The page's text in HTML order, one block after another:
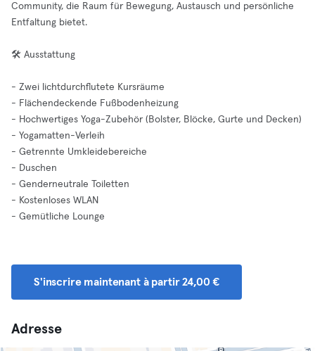
Community, die Raum für Bewegung, Austausch und persönliche
Entfaltung bietet.
🛠️ Ausstattung
- Zwei lichtdurchflutete Kursräume
- Flächendeckende Fußbodenheizung
- Hochwertiges Yoga-Zubehör (Bolster, Blöcke, Gurte und Decken)
- Yogamatten-Verleih
- Getrennte Umkleidebereiche
- Duschen
- Genderneutrale Toiletten
- Kostenloses WLAN
- Gemütliche Lounge
S'inscrire maintenant à partir 24,00 €
Adresse